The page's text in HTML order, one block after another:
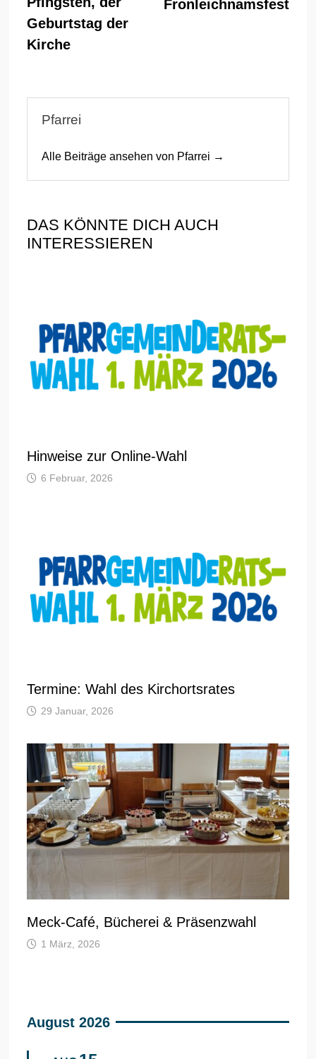
Geburtstag der
Kirche
Fronleichnamsfest
Pfarrei
Alle Beiträge ansehen von Pfarrei →
DAS KÖNNTE DICH AUCH
INTERESSIEREN
Hinweise zur Online-Wahl
6 Februar, 2026
Termine: Wahl des Kirchortsrates
29 Januar, 2026
Meck-Café, Bücherei & Präsenzwahl
1 März, 2026
August 2026